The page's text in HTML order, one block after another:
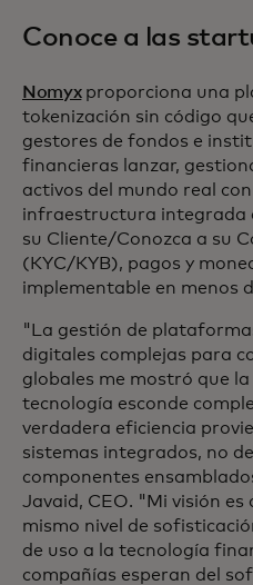
Conoce a las
Nomyxproporciona una
tokenización sin código
gestores de fondos e
financieras lanzar,
activos del mundo real con
infraestructura integrada
su Cliente/Conozca a su
(KYC/KYB), pagos y
implementable en menos
"La gestión de
digitales complejas para
globales me mostró que
tecnología esconde
verdadera eficiencia
sistemas integrados, no
componentes
Javaid, CEO. "Mi visión es
mismo nivel de
de uso a la tecnología
compañías esperan del